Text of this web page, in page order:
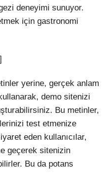
deneyimi sunuyor.
için gastronomi
yerine, gerçek anlam
demo sitenizi
Bu metinler,
test etmenize
eden kullanıcılar,
geçerek sitenizin
Bu da potans